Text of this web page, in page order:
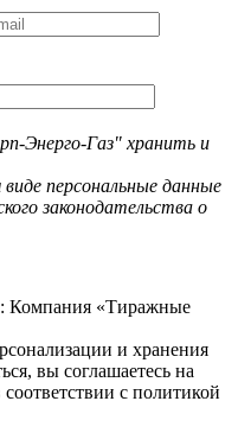
Энерго-Газ" хранить и
персональные данные
законодательства о
Компания «Тиражные
и хранения
вы соглашаетесь на
с политикой